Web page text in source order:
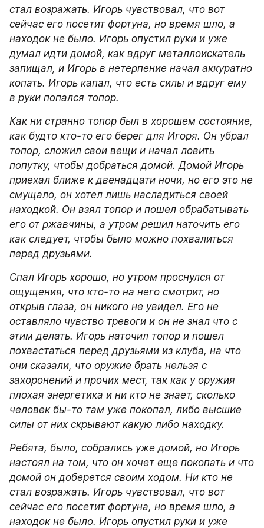
стал возражать. Игорь чувствовал, что вот
сейчас его посетит фортуна, но время шло, а
находок не было. Игорь опустил руки и уже
думал идти домой, как вдруг металлоискатель
запищал, и Игорь в нетерпение начал аккуратно
копать. Игорь капал, что есть силы и вдруг ему
в руки попался топор.
Как ни странно топор был в хорошем состояние,
как будто кто-то его берег для Игоря. Он убрал
топор, сложил свои вещи и начал ловить
попутку, чтобы добраться домой. Домой Игорь
приехал ближе к двенадцати ночи, но его это не
смущало, он хотел лишь насладиться своей
находкой. Он взял топор и пошел обрабатывать
его от ржавчины, а утром решил наточить его
как следует, чтобы было можно похвалиться
перед друзьями.
Спал Игорь хорошо, но утром проснулся от
ощущения, что кто-то на него смотрит, но
открыв глаза, он никого не увидел. Его не
оставляло чувство тревоги и он не знал что с
этим делать. Игорь наточил топор и пошел
похвастаться перед друзьями из клуба, на что
они сказали, что оружие брать нельзя с
захоронений и прочих мест, так как у оружия
плохая энергетика и ни кто не знает, сколько
человек бы-то там уже покопал, либо высшие
силы от них скрывают какую либо находку.
Ребята, было, собрались уже домой, но Игорь
настоял на том, что он хочет еще покопать и что
домой он доберется своим ходом. Ни кто не
стал возражать. Игорь чувствовал, что вот
сейчас его посетит фортуна, но время шло, а
находок не было. Игорь опустил руки и уже